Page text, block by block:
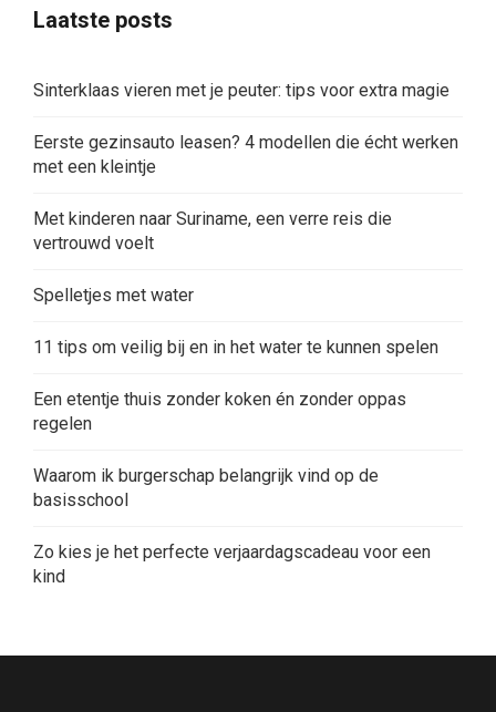
Laatste posts
Sinterklaas vieren met je peuter: tips voor extra magie
Eerste gezinsauto leasen? 4 modellen die écht werken
met een kleintje
Met kinderen naar Suriname, een verre reis die
vertrouwd voelt
Spelletjes met water
11 tips om veilig bij en in het water te kunnen spelen
Een etentje thuis zonder koken én zonder oppas
regelen
Waarom ik burgerschap belangrijk vind op de
basisschool
Zo kies je het perfecte verjaardagscadeau voor een
kind